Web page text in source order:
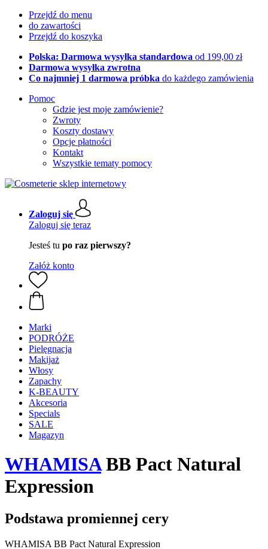
Przejdź do menu
do zawartości
Przejdź do koszyka
Polska: Darmowa wysyłka standardowa od 199,00 zł
Darmowa wysyłka zwrotna
Co najmniej 1 darmowa próbka do każdego zamówienia
Pomoc
Gdzie jest moje zamówienie?
Zwroty
Koszty dostawy
Opcje płatności
Kontakt
Wszystkie tematy pomocy
Zaloguj się
Zaloguj się teraz
Jesteś tu po raz pierwszy?
Załóż konto
Marki
PODRÓŻE
Pielęgnacja
Makijaż
Włosy
Zapachy
K-BEAUTY
Akcesoria
Specials
SALE
Magazyn
WHAMISABB Pact Natural
Expression
Podstawa promiennej cery
WHAMISA BB Pact Natural Expression